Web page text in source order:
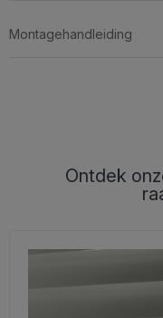
Montagehandleiding
Ontdek